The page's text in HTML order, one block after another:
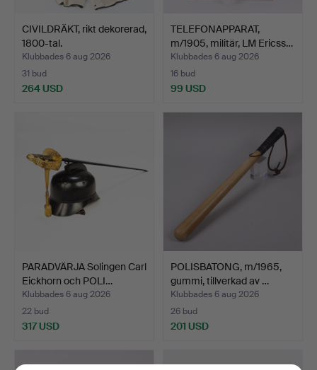
CIVILDRÄKT, rikt dekorerad,
1800-tal.
Klubbades 6 aug 2026
31 bud
264 USD
TELEFONAPPARAT,
m/1905, militär, LM Ericss…
Klubbades 6 aug 2026
16 bud
99 USD
PARADVÄRJA Solingen Carl
Eickhorn och POLI…
Klubbades 6 aug 2026
22 bud
317 USD
POLISBATONG, m/1965,
gummi, tillverkad av …
Klubbades 6 aug 2026
26 bud
201 USD